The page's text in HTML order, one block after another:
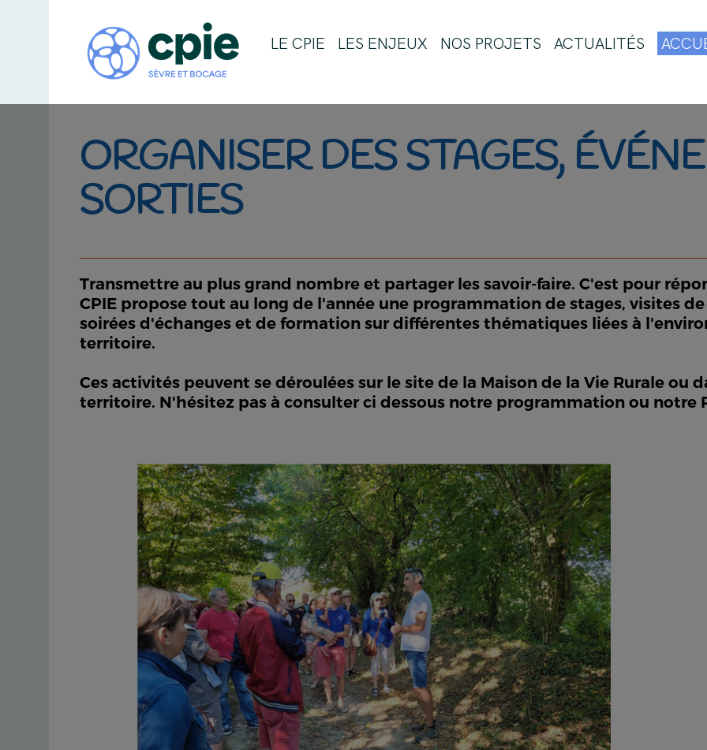
LE CPIE LES ENJEUX NOS PROJETS ACTUALITÉS
ORGANISER DES STAGES,
SORTIES
Transmettre au plus grand nombre et partager les savoir-faire. C'est pour
CPIE propose tout au long de l'année une programmation de stages, visites
soirées d'échanges et de formation sur différentes thématiques liées à
territoire.
Ces activités peuvent se déroulées sur le site de la Maison de la Vie Rurale ou
territoire. N'hésitez pas à consulter ci dessous notre programmation ou notre